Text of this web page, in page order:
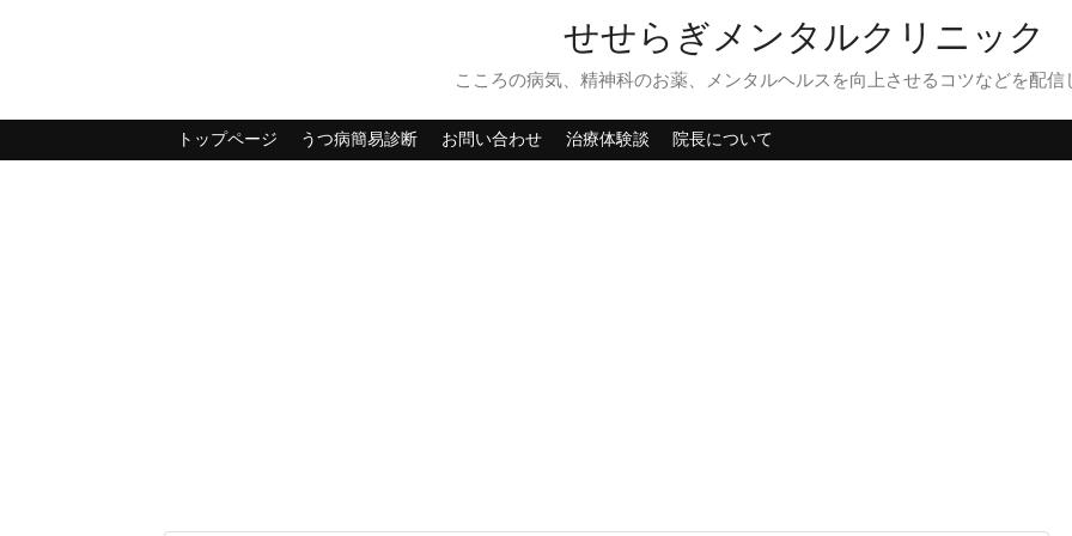
せせらぎメンタルクリニック
こころの病気、精神科のお薬、メンタルヘルスを向上させるコツなどを配信
トップページ うつ病簡易診断 お問い合わせ 治療体験談 院長について